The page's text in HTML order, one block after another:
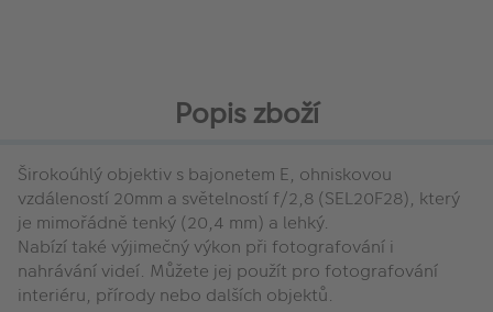
Popis zboží
Širokoúhlý objektiv s bajonetem E, ohniskovou
vzdáleností 20mm a světelností f/2,8 (SEL20F28), který
je mimořádně tenký (20,4 mm) a lehký.
Nabízí také výjimečný výkon při fotografování i
nahrávání videí. Můžete jej použít pro fotografování
interiéru, přírody nebo dalších objektů.